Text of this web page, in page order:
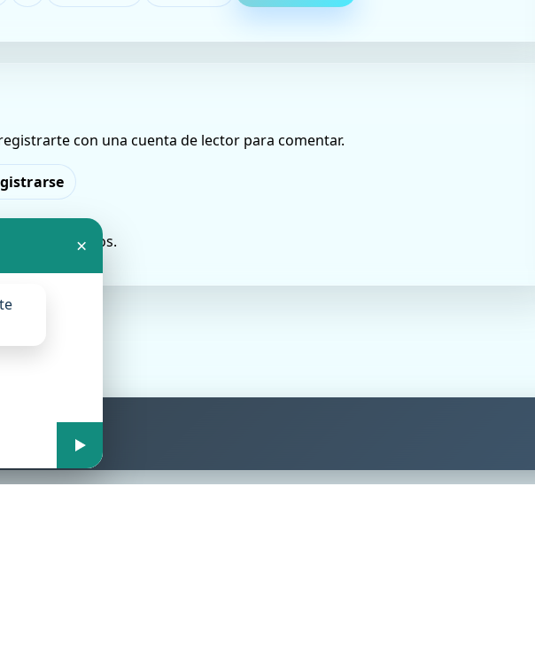
con una cuenta de lector para comentar.
aprobados.
×